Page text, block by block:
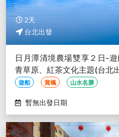
2天
台北出發
日月潭清境農場雙享２日-
青草原、紅茶文化主題(台北
遊船 賞楓 山水名勝
暫無出發日期